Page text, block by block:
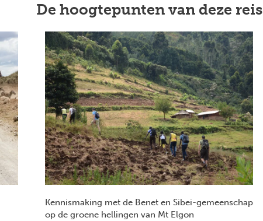
De hoogtepunten van deze reis
Kennismaking met de Benet en Sibei-gemeenschap
op de groene hellingen van Mt Elgon